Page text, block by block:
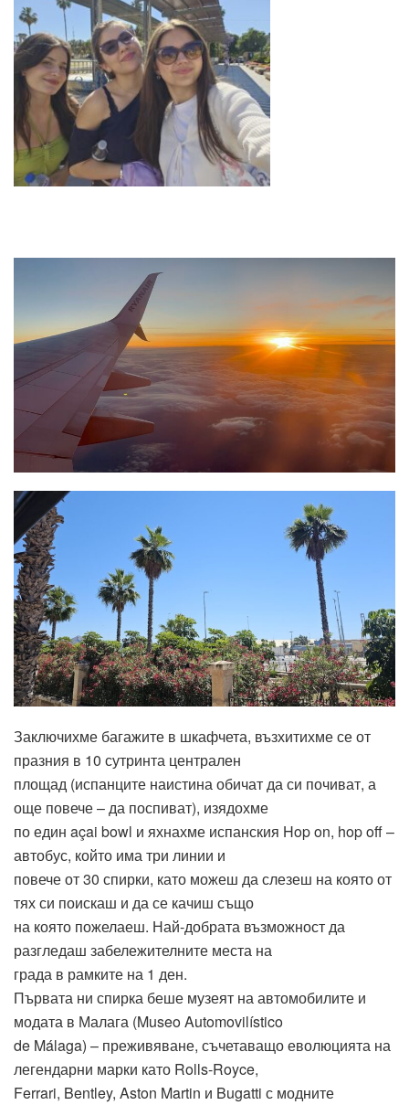
Заключихме багажите в шкафчета, възхитихме се от
празния в 10 сутринта централен
площад (испанците наистина обичат да си почиват, а
още повече – да поспиват), изядохме
по един açai bowl и яхнахме испанския Hop on, hop off –
автобус, който има три линии и
повече от 30 спирки, като можеш да слезеш на която от
тях си поискаш и да се качиш също
на която пожелаеш. Най-добрата възможност да
разгледаш забележителните места на
града в рамките на 1 ден.
Първата ни спирка беше музеят на автомобилите и
модата в Малага (Museo Automovilístico
de Málaga) – преживяване, съчетаващо еволюцията на
легендарни марки като Rolls-Royce,
Ferrari, Bentley, Aston Martin и Bugatti с модните